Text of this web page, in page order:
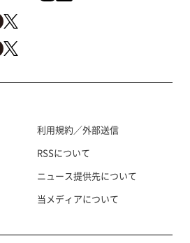
利用規約／外部送信
RSSについて
ニュース提供先について
当メディアについて